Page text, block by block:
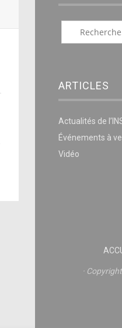
ARTICLES
Actualités de
Événements à
Vidéo